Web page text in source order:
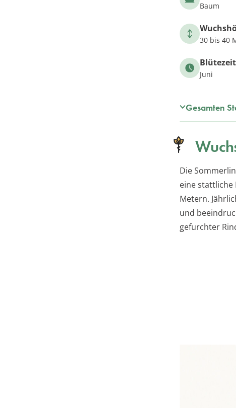
Baum
30 bis 40
Blütezeit
Juni
Gesamten
Die
eine stattliche
Metern.
und
gefurchter